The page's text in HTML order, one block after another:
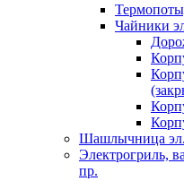
Чайники
Шашлычница эл.
Электрогриль,
пр.